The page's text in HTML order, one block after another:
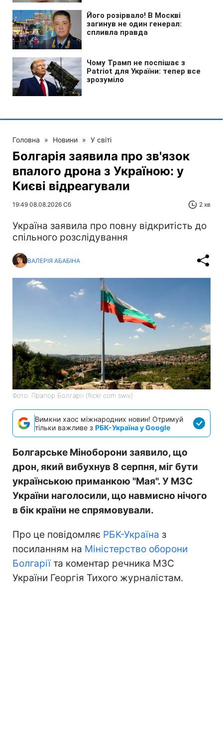
Головна » Новини » У світі
Болгарія заявила про зв'язок
впалого дрона з Україною: у
Києві відреагували
19:49 08.08.2026 Сб 2 хв
Україна заявила про повну відкритість до
спільного розслідування
ВАЛЕРІЯ АБАБІНА
Фото: Прапор Болгарії (flickr com swiv)
Вимкни хаос міжнародних новин! Отримуй
тільки важливе з РБК-Україна у Google
Болгарське Міноборони заявило, що
дрон, який вибухнув 8 серпня, міг бути
українською приманкою "Мая". У МЗС
України наголосили, що навмисно нічого
в бік країни не спрямовували.
Про це повідомляє РБК-Україна з
посиланням на Міністерство оборони
Болгаріїта коментар речника МЗС
України Георгія Тихого журналістам.